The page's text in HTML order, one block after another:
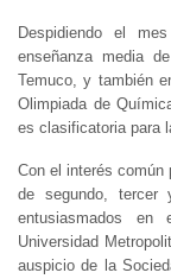
Despidiendo el
enseñanza media
Temuco, y también
Olimpiada de
es clasificatoria para
Con el interés
de segundo, tercer
entusiasmados
Universidad
auspicio de la